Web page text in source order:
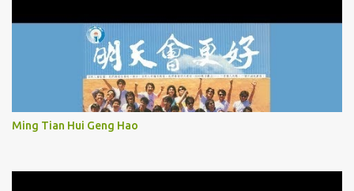
Ming Tian Hui Geng Hao